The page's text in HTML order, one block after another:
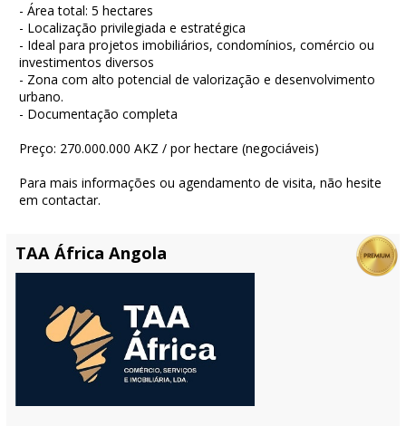
- Área total: 5 hectares
- Localização privilegiada e estratégica
- Ideal para projetos imobiliários, condomínios, comércio ou
investimentos diversos
- Zona com alto potencial de valorização e desenvolvimento
urbano.
- Documentação completa
Preço: 270.000.000 AKZ / por hectare (negociáveis)
Para mais informações ou agendamento de visita, não hesite
em contactar.
TAA África Angola